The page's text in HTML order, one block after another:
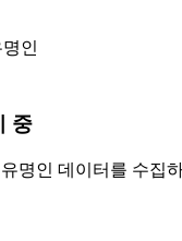
인
중
명인 데이터를 수집